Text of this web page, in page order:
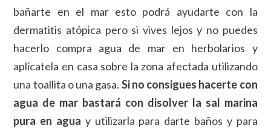
bañarte en el mar esto podrá ayudarte con la
dermatitis atópica pero si vives lejos y no puedes
hacerlo compra agua de mar en herbolarios y
aplícatela en casa sobre la zona afectada utilizando
una toallita o una gasa. Si no consigues hacerte con
agua de mar bastará con disolver la sal marina
pura en agua y utilizarla para darte baños y para